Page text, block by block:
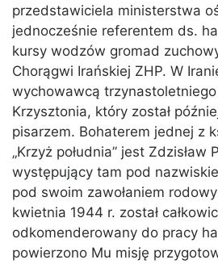
przedstawiciela ministerstwa
jednocześnie referentem ds.
kursy wodzów gromad
Chorągwi Irańskiej ZHP. W
wychowawcą
Krzysztonia, który został
pisarzem. Bohaterem jednej z
„Krzyż południa” jest Zdzisław
występujący tam pod
pod swoim zawołaniem
kwietnia 1944 r. został
odkomenderowany do pracy
powierzono Mu misję